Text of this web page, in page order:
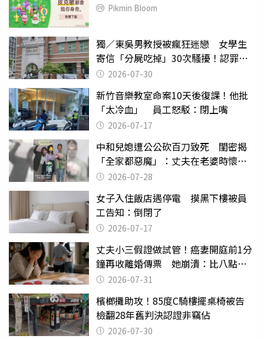
Pikmin Bloom
獨／東吳男教授被瘋狂迷戀 女學生
寄信「分屍吃掉」30次騷擾！認罪免
關 2026-07-30
新竹音樂教室命案10天後復課！他批
「太冷血」 員工怒駁：閉上嘴
2026-07-17
中和兒媳遭公公砍百刀致死 閨密揭
「全家都惡魔」：丈夫在老婆時懷孕
摔東西
2026-07-28
女子入住飯店遇停電 摸黑下樓被員
工告知：倒閉了
2026-07-17
丈夫小三假證做試管！癌妻開庭前1分
鐘再收離婚傳票 她崩潰：比八點檔
還扯2026-07-31
檳榔攤助攻！85度C騎樓擺桌椅被告
檢翻28年舊判決認證非竊佔
2026-07-30